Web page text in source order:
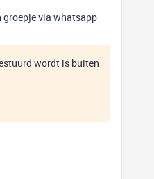
groepje via whatsapp
wordt is buiten